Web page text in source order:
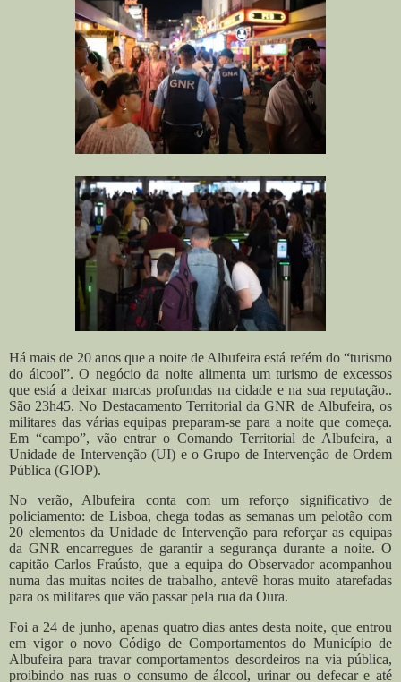
Há mais de 20 anos que a noite de Albufeira está refém do “turismo
do álcool”. O negócio da noite alimenta um turismo de excessos
que está a deixar marcas profundas na cidade e na sua reputação..
São 23h45. No Destacamento Territorial da GNR de Albufeira, os
militares das várias equipas preparam-se para a noite que começa.
Em “campo”, vão entrar o Comando Territorial de Albufeira, a
Unidade de Intervenção (UI) e o Grupo de Intervenção de Ordem
Pública (GIOP).
No verão, Albufeira conta com um reforço significativo de
policiamento: de Lisboa, chega todas as semanas um pelotão com
20 elementos da Unidade de Intervenção para reforçar as equipas
da GNR encarregues de garantir a segurança durante a noite. O
capitão Carlos Fraústo, que a equipa do Observador acompanhou
numa das muitas noites de trabalho, antevê horas muito atarefadas
para os militares que vão passar pela rua da Oura.
Foi a 24 de junho, apenas quatro dias antes desta noite, que entrou
em vigor o novo Código de Comportamentos do Município de
Albufeira para travar comportamentos desordeiros na via pública,
proibindo nas ruas o consumo de álcool, urinar ou defecar e até